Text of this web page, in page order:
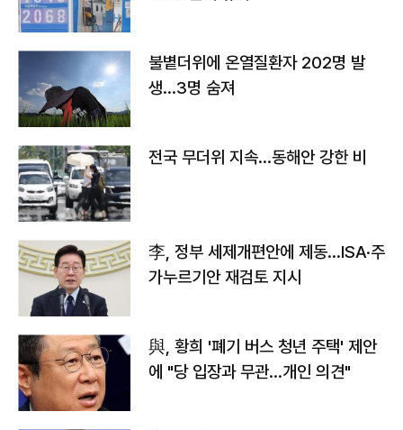
불볕더위에 온열질환자 202명 발
생…3명 숨져
전국 무더위 지속…동해안 강한 비
李, 정부 세제개편안에 제동…ISA·주
가누르기안 재검토 지시
與, 황희 '폐기 버스 청년 주택' 제안
에 "당 입장과 무관…개인 의견"